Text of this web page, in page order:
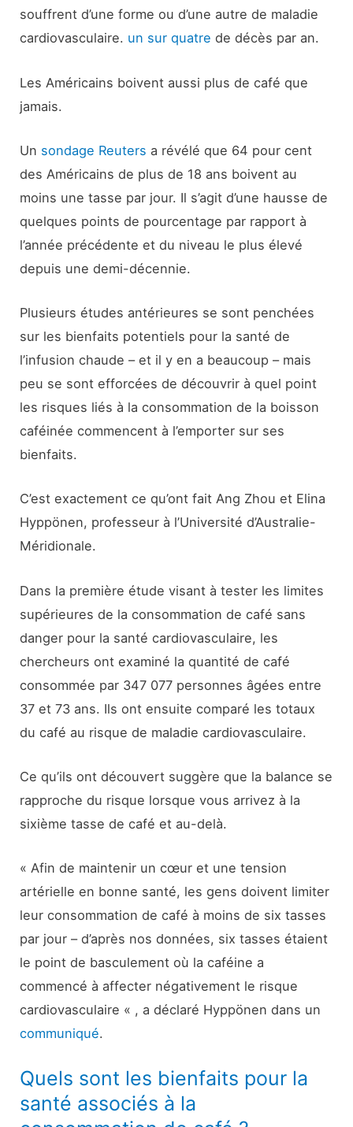
souffrent d’une forme ou d’une autre de maladie
cardiovasculaire. un sur quatre de décès par an.
Les Américains boivent aussi plus de café que
jamais.
Un sondage Reuters a révélé que 64 pour cent
des Américains de plus de 18 ans boivent au
moins une tasse par jour. Il s’agit d’une hausse de
quelques points de pourcentage par rapport à
l’année précédente et du niveau le plus élevé
depuis une demi-décennie.
Plusieurs études antérieures se sont penchées
sur les bienfaits potentiels pour la santé de
l’infusion chaude – et il y en a beaucoup – mais
peu se sont efforcées de découvrir à quel point
les risques liés à la consommation de la boisson
caféinée commencent à l’emporter sur ses
bienfaits.
C’est exactement ce qu’ont fait Ang Zhou et Elina
Hyppönen, professeur à l’Université d’Australie-
Méridionale.
Dans la première étude visant à tester les limites
supérieures de la consommation de café sans
danger pour la santé cardiovasculaire, les
chercheurs ont examiné la quantité de café
consommée par 347 077 personnes âgées entre
37 et 73 ans. Ils ont ensuite comparé les totaux
du café au risque de maladie cardiovasculaire.
Ce qu’ils ont découvert suggère que la balance se
rapproche du risque lorsque vous arrivez à la
sixième tasse de café et au-delà.
« Afin de maintenir un cœur et une tension
artérielle en bonne santé, les gens doivent limiter
leur consommation de café à moins de six tasses
par jour – d’après nos données, six tasses étaient
le point de basculement où la caféine a
commencé à affecter négativement le risque
cardiovasculaire « , a déclaré Hyppönen dans un
communiqué.
Quels sont les bienfaits pour la
santé associés à la